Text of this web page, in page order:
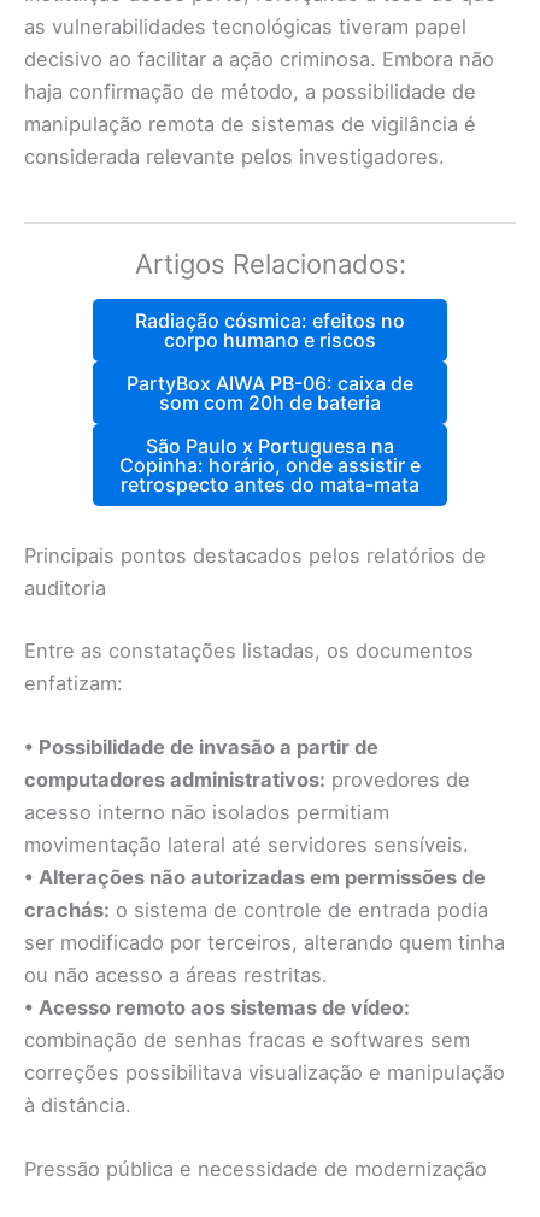
as vulnerabilidades tecnológicas tiveram papel
decisivo ao facilitar a ação criminosa. Embora não
haja confirmação de método, a possibilidade de
manipulação remota de sistemas de vigilância é
considerada relevante pelos investigadores.
Artigos Relacionados:
Radiação cósmica: efeitos no
corpo humano e riscos
PartyBox AIWA PB-06: caixa de
som com 20h de bateria
São Paulo x Portuguesa na
Copinha: horário, onde assistir e
retrospecto antes do mata-mata
Principais pontos destacados pelos relatórios de
auditoria
Entre as constatações listadas, os documentos
enfatizam:
• Possibilidade de invasão a partir de
computadores administrativos: provedores de
acesso interno não isolados permitiam
movimentação lateral até servidores sensíveis.
• Alterações não autorizadas em permissões de
crachás: o sistema de controle de entrada podia
ser modificado por terceiros, alterando quem tinha
ou não acesso a áreas restritas.
• Acesso remoto aos sistemas de vídeo:
combinação de senhas fracas e softwares sem
correções possibilitava visualização e manipulação
à distância.
Pressão pública e necessidade de modernização